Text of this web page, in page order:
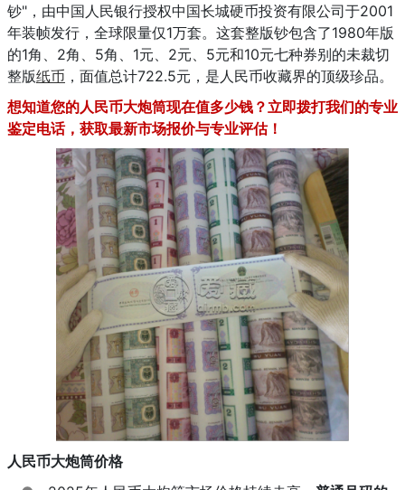
钞"，由中国人民银行授权中国长城硬币投资有限公司于2001
年装帧发行，全球限量仅1万套。这套整版钞包含了1980年版
的1角、2角、5角、1元、2元、5元和10元七种券别的未裁切
整版纸币 ，面值总计722.5元，是人民币收藏界的顶级珍品。
想知道您的人民币大炮筒现在值多少钱？立即拨打我们的专业
鉴定电话，获取最新市场报价与专业评估！
人民币大炮筒价格